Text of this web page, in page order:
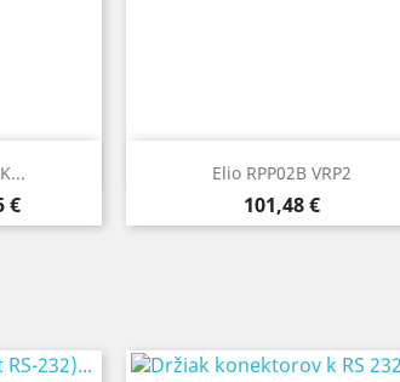
€
Elio RPP02B VRP2
Cena
101,48 €
Rýchly náhľad